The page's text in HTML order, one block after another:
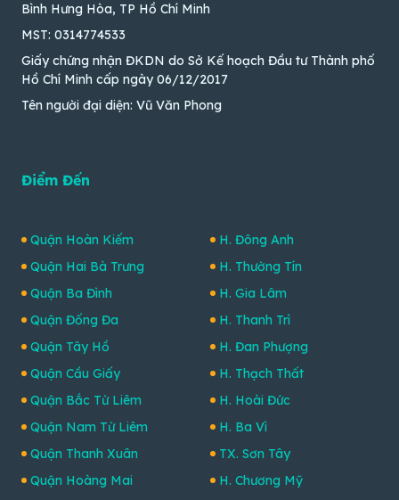
Bình Hưng Hòa, TP Hồ Chí Minh
MST: 0314774533
Giấy chứng nhận ĐKDN do Sở Kế hoạch Đầu tư Thành phố
Hồ Chí Minh cấp ngày 06/12/2017
Tên người đại diện: Vũ Văn Phong
Điểm Đến
Quận Hoàn Kiếm
Quận Hai Bà Trưng
Quận Ba Đình
Quận Đống Đa
Quận Tây Hồ
Quận Cầu Giấy
Quận Bắc Từ Liêm
Quận Nam Từ Liêm
Quận Thanh Xuân
Quận Hoàng Mai
H. Đông Anh
H. Thường Tín
H. Gia Lâm
H. Thanh Trì
H. Đan Phượng
H. Thạch Thất
H. Hoài Đức
H. Ba Vì
TX. Sơn Tây
H. Chương Mỹ